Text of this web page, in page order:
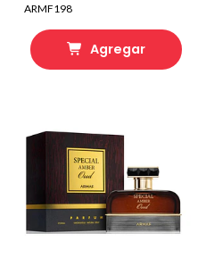
ARMF198
Agregar